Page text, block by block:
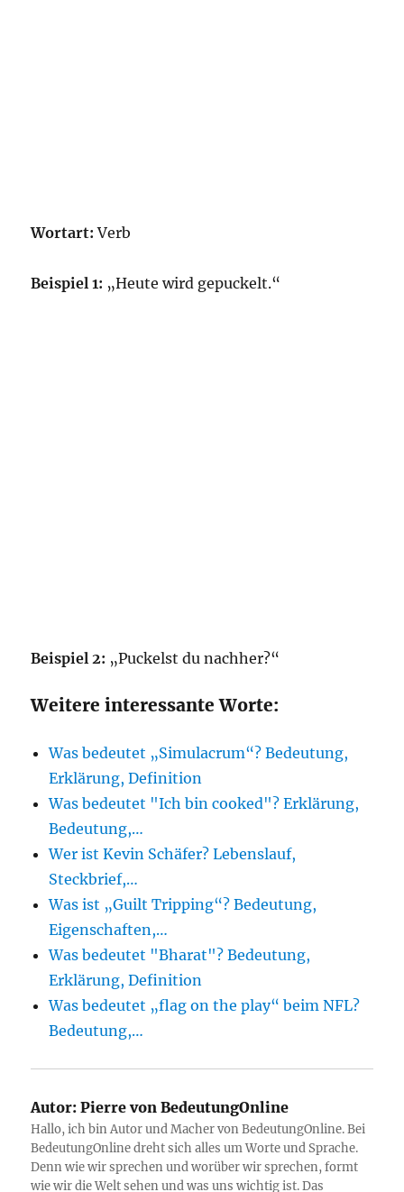
Wortart: Verb
Beispiel 1: „Heute wird gepuckelt.“
Beispiel 2: „Puckelst du nachher?“
Weitere interessante Worte:
Was bedeutet „Simulacrum“? Bedeutung,
Erklärung, Definition
Was bedeutet "Ich bin cooked"? Erklärung,
Bedeutung,…
Wer ist Kevin Schäfer? Lebenslauf,
Steckbrief,…
Was ist „Guilt Tripping“? Bedeutung,
Eigenschaften,…
Was bedeutet "Bharat"? Bedeutung,
Erklärung, Definition
Was bedeutet „flag on the play“ beim NFL?
Bedeutung,…
Autor: Pierre von BedeutungOnline
Hallo, ich bin Autor und Macher von BedeutungOnline. Bei
BedeutungOnline dreht sich alles um Worte und Sprache.
Denn wie wir sprechen und worüber wir sprechen, formt
wie wir die Welt sehen und was uns wichtig ist. Das